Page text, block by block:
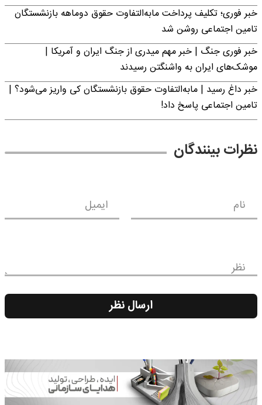
خبر فوری؛ تکلیف پرداخت مابه‌التفاوت حقوق دوماهه بازنشستگان
تامین اجتماعی روشن شد
خبر فوری جنگ | خبر مهم میدری از جنگ ایران و آمریکا |
موشک‌های ایران به واشنگتن رسیدند
خبر داغ رسید | مابه‌التفاوت حقوق بازنشستگان کی واریز می‌شود؟ |
تامین اجتماعی پاسخ داد!
نظرات بینندگان
نام ایمیل
نظر
ارسال نظر